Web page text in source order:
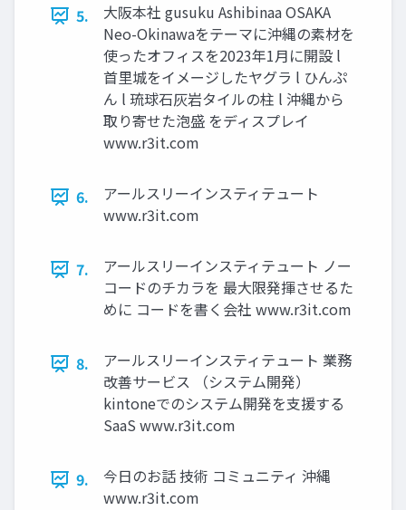
5.
大阪本社 gusuku Ashibinaa OSAKA
Neo-Okinawaをテーマに沖縄の素材を
使ったオフィスを2023年1月に開設 l
首里城をイメージしたヤグラ l ひんぷ
ん l 琉球石灰岩タイルの柱 l 沖縄から
取り寄せた泡盛 をディスプレイ
www.r3it.com
6.
アールスリーインスティテュート
www.r3it.com
7.
アールスリーインスティテュート ノー
コードのチカラを 最大限発揮させるた
めに コードを書く会社 www.r3it.com
8.
アールスリーインスティテュート 業務
改善サービス （システム開発）
kintoneでのシステム開発を支援する
SaaS www.r3it.com
9.
今日のお話 技術 コミュニティ 沖縄
www.r3it.com